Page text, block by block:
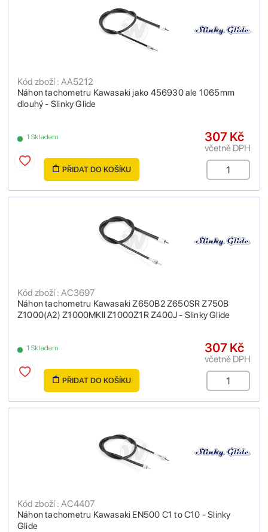
Náhon tachometru Kawasaki jako 456930 ale 1065mm
dlouhý - Slinky Glide
Kód zboží : AA5212
1 Skladem 307 Kč
včetně DPH
PŘIDAT DO KOŠÍKU
Náhon tachometru Kawasaki Z650B2 Z650SR Z750B
Z1000(A2) Z1000MKII Z1000Z1R Z400J - Slinky Glide
Kód zboží : AC3697
1 Skladem 307 Kč
včetně DPH
PŘIDAT DO KOŠÍKU
Náhon tachometru Kawasaki EN500 C1 to C10 - Slinky
Glide
Kód zboží : AC4407